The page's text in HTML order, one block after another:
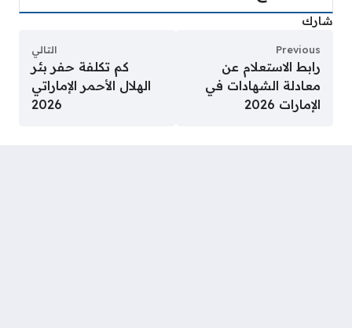
شارك
Previous
رابط الاستعلام عن
معادلة الشهادات في
الإمارات 2026
التالي
كم تكلفة حفر بئر
الهلال الأحمر الإماراتي
2026